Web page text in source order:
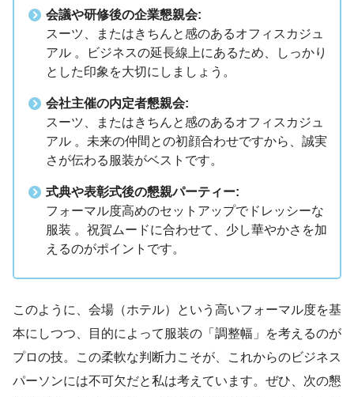
会議や研修後の企業懇親会:
スーツ、またはきちんと感のあるオフィスカジュ
アル 。ビジネスの延長線上にあるため、しっかり
とした印象を大切にしましょう。
会社主催の内定者懇親会:
スーツ、またはきちんと感のあるオフィスカジュ
アル 。未来の仲間との初顔合わせですから、誠実
さが伝わる服装がベストです。
式典や表彰式後の懇親パーティー:
フォーマル度高めのセットアップでドレッシーな
服装 。祝賀ムードに合わせて、少し華やかさを加
えるのがポイントです。
このように、会場（ホテル）という高いフォーマル度を基
本にしつつ、目的によって服装の「調整幅」を考えるのが
プロの技。この柔軟な判断力こそが、これからのビジネス
パーソンには不可欠だと私は考えています。ぜひ、次の懇